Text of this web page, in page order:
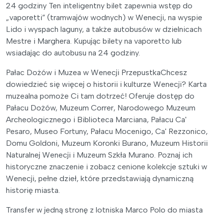
24 godziny Ten inteligentny bilet zapewnia wstęp do
„vaporetti” (tramwajów wodnych) w Wenecji, na wyspie
Lido i wyspach laguny, a także autobusów w dzielnicach
Mestre i Marghera. Kupując bilety na vaporetto lub
wsiadając do autobusu na 24 godziny.
Pałac Dożów i Muzea w Wenecji PrzepustkaChcesz
dowiedzieć się więcej o historii i kulturze Wenecji? Karta
muzealna pomoże Ci tam dotrzeć! Oferuje dostęp do
Pałacu Dożów, Muzeum Correr, Narodowego Muzeum
Archeologicznego i Biblioteca Marciana, Pałacu Ca'
Pesaro, Museo Fortuny, Pałacu Mocenigo, Ca' Rezzonico,
Domu Goldoni, Muzeum Koronki Burano, Muzeum Historii
Naturalnej Wenecji i Muzeum Szkła Murano. Poznaj ich
historyczne znaczenie i zobacz cenione kolekcje sztuki w
Wenecji, pełne dzieł, które przedstawiają dynamiczną
historię miasta.
Transfer w jedną stronę z lotniska Marco Polo do miasta